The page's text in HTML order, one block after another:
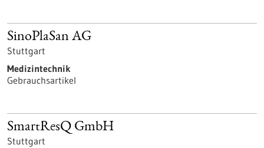
SinoPlaSan AG
Stuttgart
Medizintechnik
Gebrauchsartikel
SmartResQ GmbH
Stuttgart